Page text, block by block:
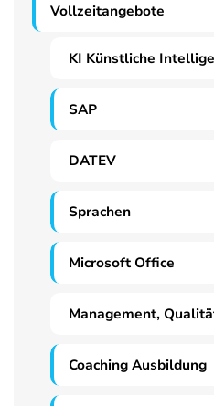
Vollzeitangebote
KI Künstliche
SAP
DATEV
Sprachen
Microsoft Office
Management,
Coaching Ausbildung